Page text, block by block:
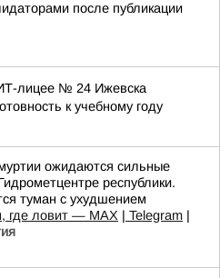
после публикации
лицее № 24 Ижевска
к учебному году
ожидаются сильные
республики.
туман с ухудшением
где ловит — MAX | Telegram |